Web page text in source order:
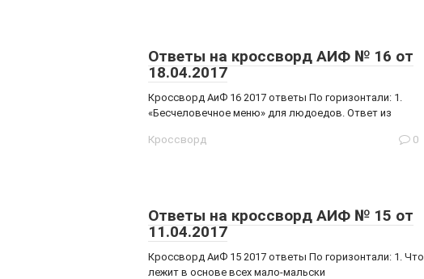
Ответы на кроссворд АИФ № 16 от
18.04.2017
Кроссворд АиФ 16 2017 ответы По горизонтали: 1.
«Бесчеловечное меню» для людоедов. Ответ из
Кроссворд 0
Ответы на кроссворд АИФ № 15 от
11.04.2017
Кроссворд АиФ 15 2017 ответы По горизонтали: 1. Что
лежит в основе всех мало-мальски